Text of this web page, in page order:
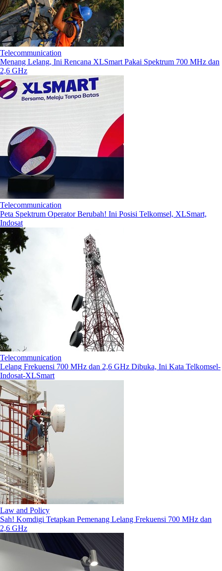
Telecommunication
Menang Lelang, Ini Rencana XLSmart Pakai Spektrum 700 MHz dan
2,6 GHz
Telecommunication
Peta Spektrum Operator Berubah! Ini Posisi Telkomsel, XLSmart,
Indosat
Telecommunication
Lelang Frekuensi 700 MHz dan 2,6 GHz Dibuka, Ini Kata Telkomsel-
Indosat-XLSmart
Law and Policy
Sah! Komdigi Tetapkan Pemenang Lelang Frekuensi 700 MHz dan
2,6 GHz